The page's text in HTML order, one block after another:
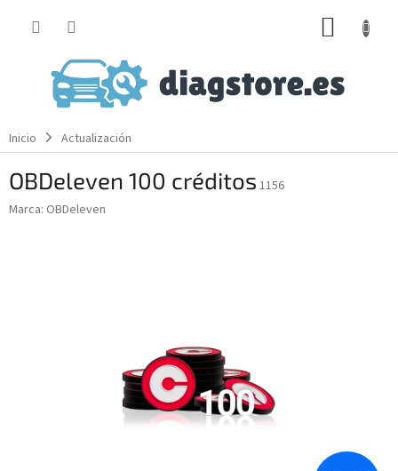
CESTA
Inicio Actualización
OBDeleven 100 créditos 1156
Marca: OBDeleven